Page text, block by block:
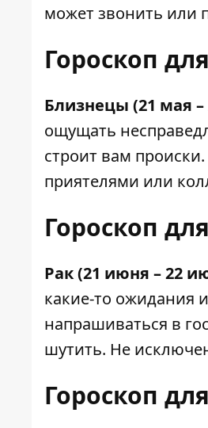
может звонить или
Гороскоп
Близнецы (21 мая
ощущать
строит вам
приятелями или
Гороскоп
Рак (21 июня – 22
какие-то ожидания
напрашиваться в
шутить. Не
Гороскоп